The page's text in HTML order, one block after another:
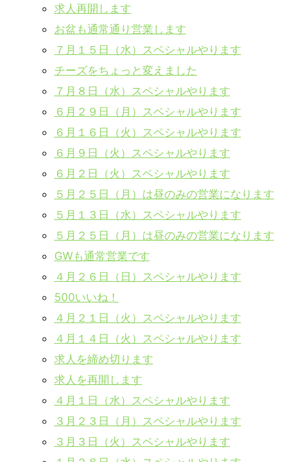
求人再開します
お盆も通常通り営業します
７月１５日（水）スペシャルやります
チーズをちょっと変えました
７月８日（水）スペシャルやります
６月２９日（月）スペシャルやります
６月１６日（火）スペシャルやります
６月９日（火）スペシャルやります
６月２日（火）スペシャルやります
５月２５日（月）は昼のみの営業になります
５月１３日（水）スペシャルやります
５月２５日（月）は昼のみの営業になります
GWも通常営業です
４月２６日（日）スペシャルやります
500いいね！
４月２１日（火）スペシャルやります
４月１４日（火）スペシャルやります
求人を締め切ります
求人を再開します
４月１日（水）スペシャルやります
３月２３日（月）スペシャルやります
３月３日（火）スペシャルやります